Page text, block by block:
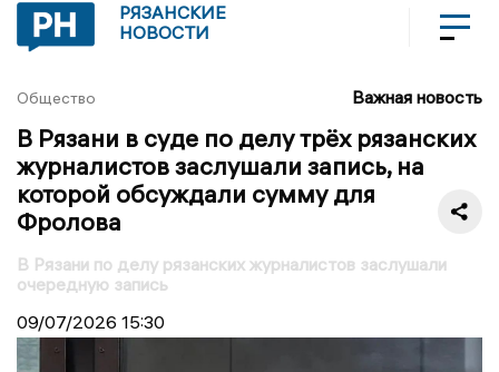
РЯЗАНСКИЕ
НОВОСТИ
Общество Важная новость
В Рязани в суде по делу трёх рязанских
журналистов заслушали запись, на
которой обсуждали сумму для
Фролова
В Рязани по делу рязанских журналистов заслушали
очередную запись
09/07/2026 15:30